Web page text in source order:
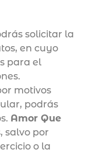
solicitar la
en cuyo
para el
motivos
podrás
Amor Que
salvo por
o la